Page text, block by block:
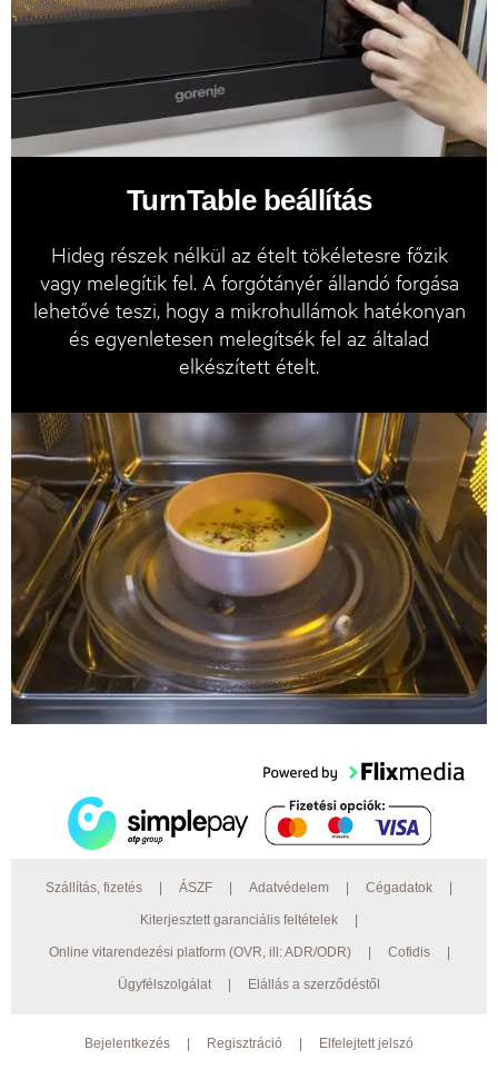
TurnTable beállítás
Hideg részek nélkül az ételt tökéletesre főzik
vagy melegítik fel. A forgótányér állandó forgása
lehetővé teszi, hogy a mikrohullámok hatékonyan
és egyenletesen melegítsék fel az általad
elkészített ételt.
Szállítás, fizetés ÁSZF Adatvédelem Cégadatok
Kiterjesztett garanciális feltételek
Online vitarendezési platform (OVR, ill: ADR/ODR) Cofidis
Ügyfélszolgálat Elállás a szerződéstől
Bejelentkezés Regisztráció Elfelejtett jelszó